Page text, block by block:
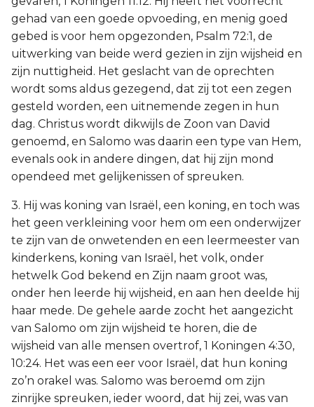
gehad van een goede opvoeding, en menig goed
gebed is voor hem opgezonden, Psalm 72:1, de
uitwerking van beide werd gezien in zijn wijsheid en
zijn nuttigheid. Het geslacht van de oprechten
wordt soms aldus gezegend, dat zij tot een zegen
gesteld worden, een uitnemende zegen in hun
dag. Christus wordt dikwijls de Zoon van David
genoemd, en Salomo was daarin een type van Hem,
evenals ook in andere dingen, dat hij zijn mond
opendeed met gelijkenissen of spreuken.
3. Hij was koning van Israël, een koning, en toch was
het geen verkleining voor hem om een onderwijzer
te zijn van de onwetenden en een leermeester van
kinderkens, koning van Israël, het volk, onder
hetwelk God bekend en Zijn naam groot was,
onder hen leerde hij wijsheid, en aan hen deelde hij
haar mede. De gehele aarde zocht het aangezicht
van Salomo om zijn wijsheid te horen, die de
wijsheid van alle mensen overtrof, 1 Koningen 4:30,
10:24. Het was een eer voor Israël, dat hun koning
zo’n orakel was. Salomo was beroemd om zijn
zinrijke spreuken, ieder woord, dat hij zei, was van